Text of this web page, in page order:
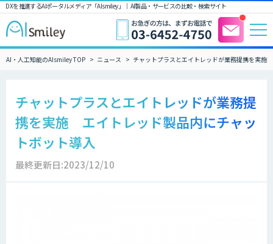
DXを推進するAIポータルメディア「AIsmiley」｜ AI製品・サービスの比較・検索サイト
AI・人工知能のAIsmiley TOP ニュース チャットプラスとエイトレッドが業務提携を実
チャットプラスとエイトレッドが業務提
携を実施 エイトレッド製品内にチャッ
トボット導入
最終更新日:2023/12/10